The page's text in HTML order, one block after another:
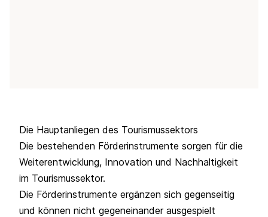
Die Hauptanliegen des Tourismussektors
Die bestehenden Förderinstrumente sorgen für die
Weiterentwicklung, Innovation und Nachhaltigkeit
im Tourismussektor.
Die Förderinstrumente ergänzen sich gegenseitig
und können nicht gegeneinander ausgespielt